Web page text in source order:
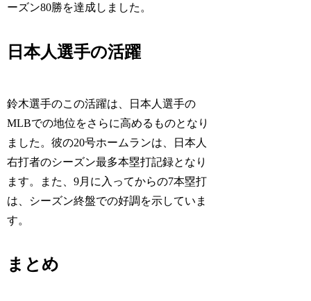
ーズン80勝を達成しました。
日本人選手の活躍
鈴木選手のこの活躍は、日本人選手の
MLBでの地位をさらに高めるものとなり
ました。彼の20号ホームランは、日本人
右打者のシーズン最多本塁打記録となり
ます。また、9月に入ってからの7本塁打
は、シーズン終盤での好調を示していま
す。
まとめ